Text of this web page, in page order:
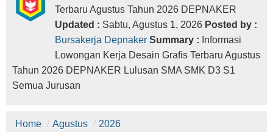
Terbaru Agustus Tahun 2026 DEPNAKER
Updated : Sabtu, Agustus 1, 2026 Posted by :
Bursakerja Depnaker Summary : Informasi
Lowongan Kerja Desain Grafis Terbaru Agustus
Tahun 2026 DEPNAKER Lulusan SMA SMK D3 S1
Semua Jurusan
Home / Agustus / 2026